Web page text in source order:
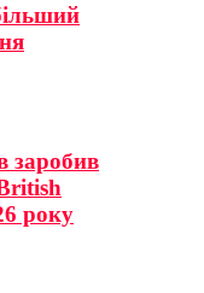
заробив
року